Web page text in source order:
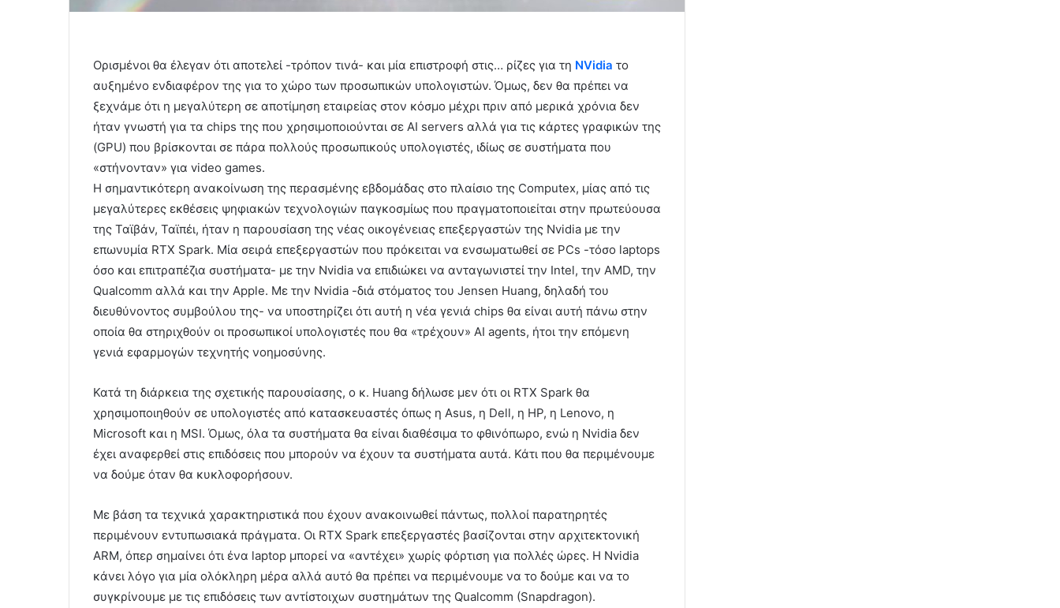
Ορισμένοι θα έλεγαν ότι αποτελεί -τρόπον τινά- και μία επιστροφή στις… ρίζες για τη NVidia το
αυξημένο ενδιαφέρον της για το χώρο των προσωπικών υπολογιστών. Όμως, δεν θα πρέπει να
ξεχνάμε ότι η μεγαλύτερη σε αποτίμηση εταιρείας στον κόσμο μέχρι πριν από μερικά χρόνια δεν
ήταν γνωστή για τα chips της που χρησιμοποιούνται σε ΑΙ servers αλλά για τις κάρτες γραφικών της
(GPU) που βρίσκονται σε πάρα πολλούς προσωπικούς υπολογιστές, ιδίως σε συστήματα που
«στήνονταν» για video games.
Η σημαντικότερη ανακοίνωση της περασμένης εβδομάδας στο πλαίσιο της Computex, μίας από τις
μεγαλύτερες εκθέσεις ψηφιακών τεχνολογιών παγκοσμίως που πραγματοποιείται στην πρωτεύουσα
της Ταϊβάν, Ταϊπέι, ήταν η παρουσίαση της νέας οικογένειας επεξεργαστών της Nvidia με την
επωνυμία RTX Spark. Μία σειρά επεξεργαστών που πρόκειται να ενσωματωθεί σε PCs -τόσο laptops
όσο και επιτραπέζια συστήματα- με την Nvidia να επιδιώκει να ανταγωνιστεί την Intel, την AMD, την
Qualcomm αλλά και την Apple. Με την Nvidia -διά στόματος του Jensen Huang, δηλαδή του
διευθύνοντος συμβούλου της- να υποστηρίζει ότι αυτή η νέα γενιά chips θα είναι αυτή πάνω στην
οποία θα στηριχθούν οι προσωπικοί υπολογιστές που θα «τρέχουν» AI agents, ήτοι την επόμενη
γενιά εφαρμογών τεχνητής νοημοσύνης.
Κατά τη διάρκεια της σχετικής παρουσίασης, ο κ. Huang δήλωσε μεν ότι οι RTX Spark θα
χρησιμοποιηθούν σε υπολογιστές από κατασκευαστές όπως η Asus, η Dell, η HP, η Lenovo, η
Microsoft και η MSI. Όμως, όλα τα συστήματα θα είναι διαθέσιμα το φθινόπωρο, ενώ η Nvidia δεν
έχει αναφερθεί στις επιδόσεις που μπορούν να έχουν τα συστήματα αυτά. Κάτι που θα περιμένουμε
να δούμε όταν θα κυκλοφορήσουν.
Με βάση τα τεχνικά χαρακτηριστικά που έχουν ανακοινωθεί πάντως, πολλοί παρατηρητές
περιμένουν εντυπωσιακά πράγματα. Οι RTX Spark επεξεργαστές βασίζονται στην αρχιτεκτονική
ARM, όπερ σημαίνει ότι ένα laptop μπορεί να «αντέχει» χωρίς φόρτιση για πολλές ώρες. Η Nvidia
κάνει λόγο για μία ολόκληρη μέρα αλλά αυτό θα πρέπει να περιμένουμε να το δούμε και να το
συγκρίνουμε με τις επιδόσεις των αντίστοιχων συστημάτων της Qualcomm (Snapdragon).